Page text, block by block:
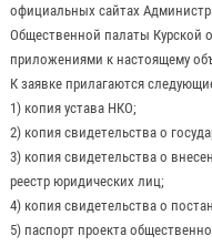
официальных сайтах
Общественной палаты Курской
приложениями к настоящему
К заявке прилагаются
1) копия устава НКО;
2) копия свидетельства о
3) копия свидетельства о
реестр юридических лиц;
4) копия свидетельства о
5) паспорт проекта